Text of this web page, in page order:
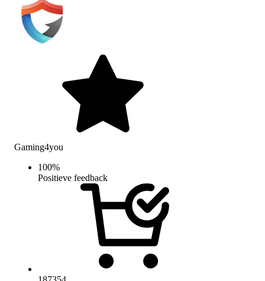
Gaming4you
100%
Positieve feedback